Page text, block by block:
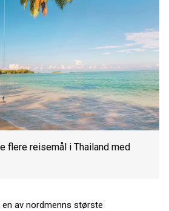
flere reisemål i Thailand med
av nordmenns største